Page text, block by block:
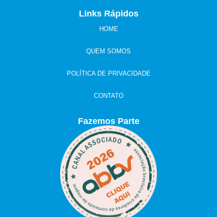
Links Rápidos
HOME
QUEM SOMOS
POLÍTICA DE PRIVACIDADE
CONTATO
Fazemos Parte